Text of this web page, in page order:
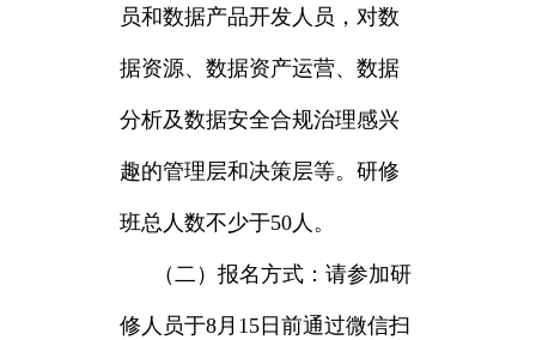
员和数据产品开发人员，对数
据资源、数据资产运营、数据
分析及数据安全合规治理感兴
趣的管理层和决策层等。研修
班总人数不少于50人。
（二）报名方式：请参加研
修人员于8月15日前通过微信扫